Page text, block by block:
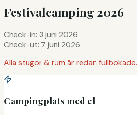
Festivalcamping 2026
Check-in: 3 juni 2026
Check-ut: 7 juni 2026
Alla stugor & rum är redan fullbokade.
Campingplats med el